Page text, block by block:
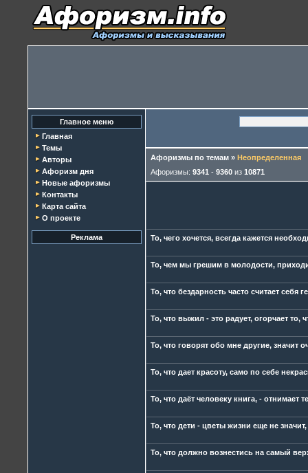
Главное меню
Главная
Темы
Авторы
Афоризм дня
Новые афоризмы
Контакты
Карта сайта
О проекте
Реклама
Афоризмы по темам » Неопределенная
Афоризмы: 9341 - 9360 из 10871
То, чего хочется, всегда кажется
То, чем мы грешим в молодости,
То, что бездарность часто считает себя
То, что выжил - это радует, огорчает то,
То, что говорят обо мне другие, значит
То, что дает красоту, само по себе
То, что даёт человеку книга, - отнимает
То, что дети - цветы жизни еще не
То, что должно вознестись на самый